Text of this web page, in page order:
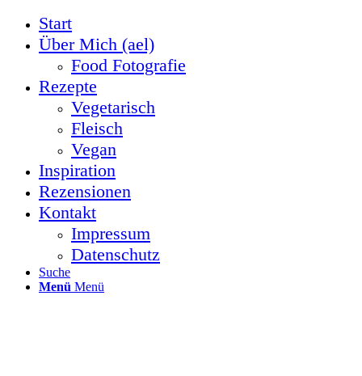
Start
Über Mich (ael)
Food Fotografie
Rezepte
Vegetarisch
Fleisch
Vegan
Inspiration
Rezensionen
Kontakt
Impressum
Datenschutz
Suche
Menü Menü